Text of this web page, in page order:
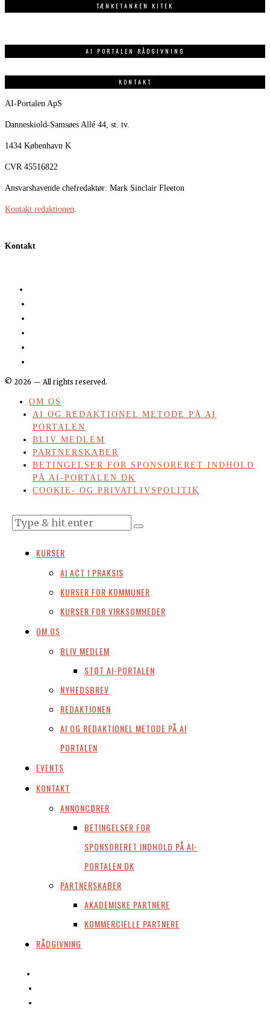
TÆNKETANKEN KITEK
AI PORTALEN RÅDGIVNING
KONTAKT
AI-Portalen ApS
Danneskiold-Samsøes Allé 44, st. tv.
1434 København K
CVR 45516822
Ansvarshavende chefredaktør: Mark Sinclair Fleeton
Kontakt redaktionen
Kontakt
© 2026 — All rights reserved.
OM OS
AI OG REDAKTIONEL METODE PÅ AI
PORTALEN
BLIV MEDLEM
PARTNERSKABER
BETINGELSER FOR SPONSORERET INDHOLD
PÅ AI-PORTALEN.DK
COOKIE- OG PRIVATLIVSPOLITIK
KURSER
AI ACT I PRAKSIS
KURSER FOR KOMMUNER
KURSER FOR VIRKSOMHEDER
OM OS
BLIV MEDLEM
STØT AI-PORTALEN
NYHEDSBREV
REDAKTIONEN
AI OG REDAKTIONEL METODE PÅ AI
PORTALEN
EVENTS
KONTAKT
ANNONCØRER
BETINGELSER FOR
SPONSORERET INDHOLD PÅ AI-
PORTALEN.DK
PARTNERSKABER
AKADEMISKE PARTNERE
KOMMERCIELLE PARTNERE
RÅDGIVNING